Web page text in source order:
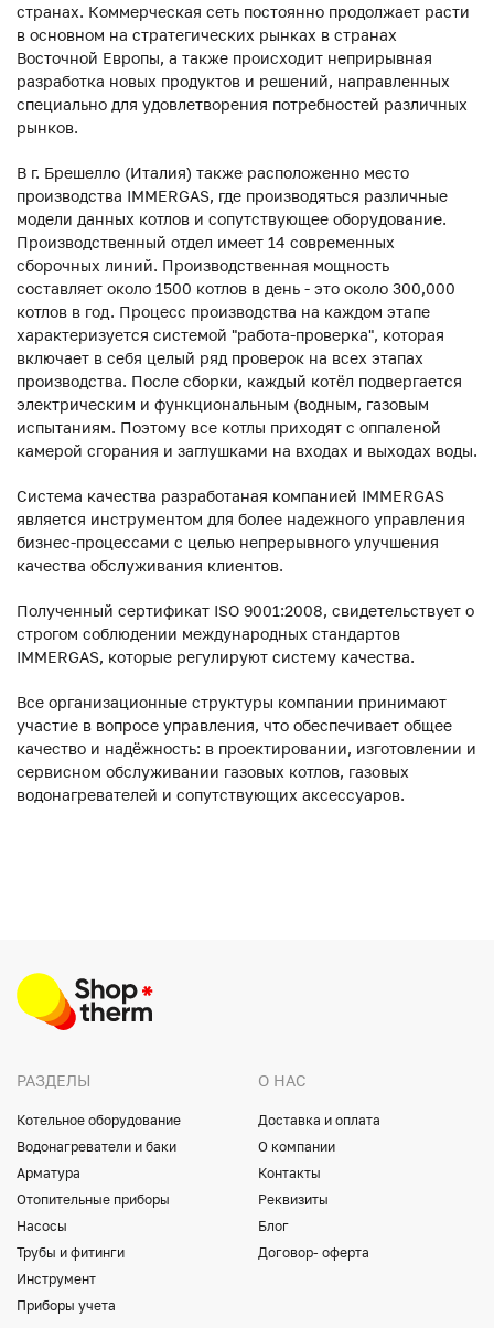
странах. Коммерческая сеть постоянно продолжает расти
в основном на стратегических рынках в странах
Восточной Европы, а также происходит неприрывная
разработка новых продуктов и решений, направленных
специально для удовлетворения потребностей различных
рынков.
В г. Брешелло (Италия) также расположенно место
производства IMMERGAS, где производяться различные
модели данных котлов и сопутствующее оборудование.
Производственный отдел имеет 14 современных
сборочных линий. Производственная мощность
составляет около 1500 котлов в день - это около 300,000
котлов в год. Процесс производства на каждом этапе
характеризуется системой "работа-проверка", которая
включает в себя целый ряд проверок на всех этапах
производства. После сборки, каждый котёл подвергается
электрическим и функциональным (водным, газовым
испытаниям. Поэтому все котлы приходят с оппаленой
камерой сгорания и заглушками на входах и выходах воды.
Система качества разработаная компанией IMMERGAS
является инструментом для более надежного управления
бизнес-процессами с целью непрерывного улучшения
качества обслуживания клиентов.
Полученный сертификат ISO 9001:2008, свидетельствует о
строгом соблюдении международных стандартов
IMMERGAS, которые регулируют систему качества.
Все организационные структуры компании принимают
участие в вопросе управления, что обеспечивает общее
качество и надёжность: в проектировании, изготовлении и
сервисном обслуживании газовых котлов, газовых
водонагревателей и сопутствующих аксессуаров.
РАЗДЕЛЫ
Котельное оборудование
Водонагреватели и баки
Арматура
Отопительные приборы
Насосы
Трубы и фитинги
Инструмент
Приборы учета
О НАС
Доставка и оплата
О компании
Контакты
Реквизиты
Блог
Договор- оферта